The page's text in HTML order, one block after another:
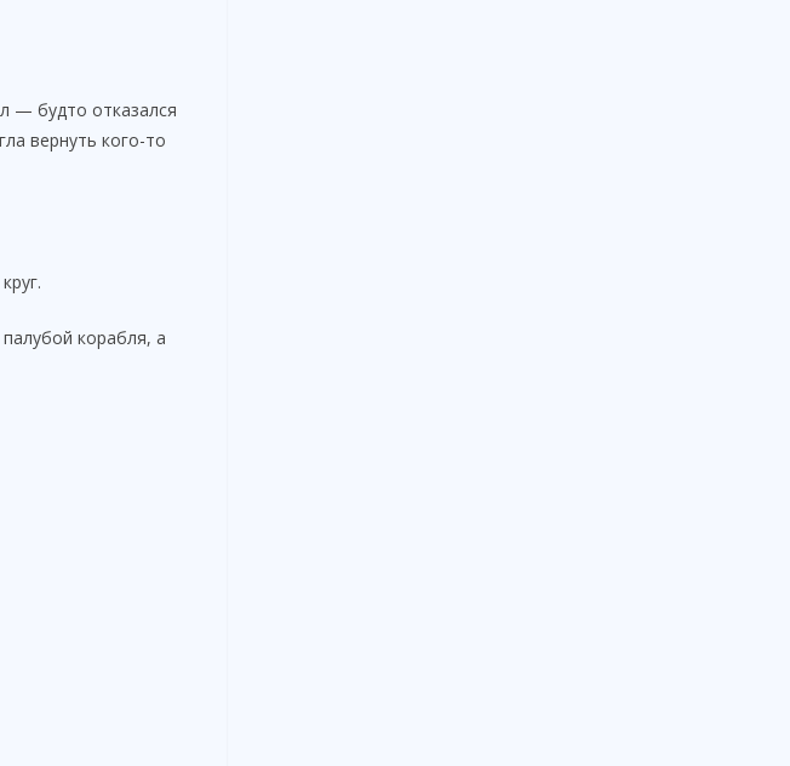
— будто отказался
вернуть кого-то
корабля, а